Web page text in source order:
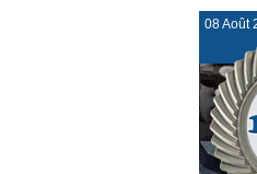
08 Août